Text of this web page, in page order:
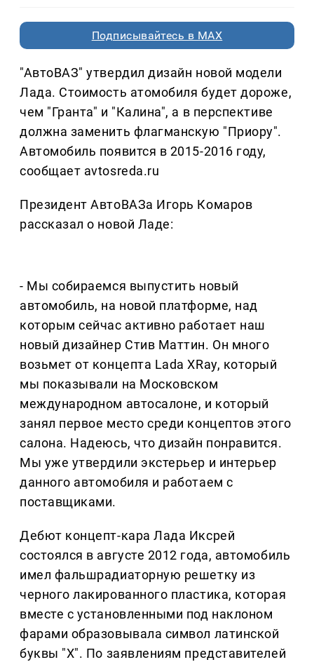
Подписывайтесь в MAX
"АвтоВАЗ" утвердил дизайн новой модели
Лада. Стоимость атомобиля будет дороже,
чем "Гранта" и "Калина", а в перспективе
должна заменить флагманскую "Приору".
Автомобиль появится в 2015-2016 году,
сообщает avtosreda.ru
Президент АвтоВАЗа Игорь Комаров
рассказал о новой Ладе:
- Мы собираемся выпустить новый
автомобиль, на новой платформе, над
которым сейчас активно работает наш
новый дизайнер Стив Маттин. Он много
возьмет от концепта Lada XRay, который
мы показывали на Московском
международном автосалоне, и который
занял первое место среди концептов этого
салона. Надеюсь, что дизайн понравится.
Мы уже утвердили экстерьер и интерьер
данного автомобиля и работаем с
поставщиками.
Дебют концепт-кара Лада Иксрей
состоялся в августе 2012 года, автомобиль
имел фальшрадиаторную решетку из
черного лакированного пластика, которая
вместе с установленными под наклоном
фарами образовывала символ латинской
буквы "Х". По заявлениям представителей